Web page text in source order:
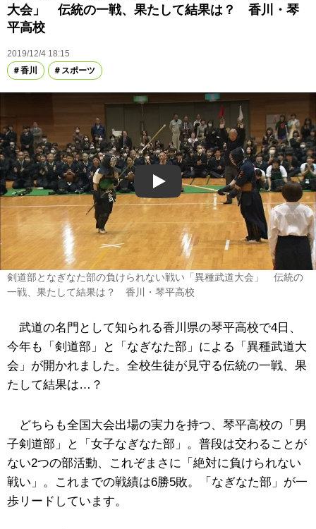
大会」 伝統の一戦、果たして結果は？ 香川・琴
平高校
2019/12/4 18:15
香川
スポーツ
Play
剣道部となぎなた部の負けられない戦い「異種武道大会」 伝統の
一戦、果たして結果は？ 香川・琴平高校
武道の名門として知られる香川県の琴平高校で4日、
今年も「剣道部」と「なぎなた部」による「異種武道大
会」が開かれました。全校生徒が見守る伝統の一戦、果
たして結果は…？
どちらも全国大会出場の実力を持つ、琴平高校の「男
子剣道部」と「女子なぎなた部」。普段は交わることが
ない2つの部活動、これぞまさに「絶対に負けられない
戦い」。これまでの戦績は6勝5敗。「なぎなた部」が一
歩リードしています。